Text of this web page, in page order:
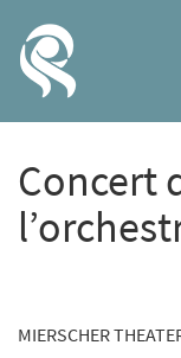
Concert
MIERSCHER